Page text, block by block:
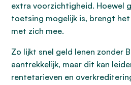
extra voorzichtigheid. Hoewel
toetsing mogelijk is, brengt het
met zich mee.
Zo lijkt snel geld lenen zonder
aantrekkelijk, maar dit kan
rentetarieven en